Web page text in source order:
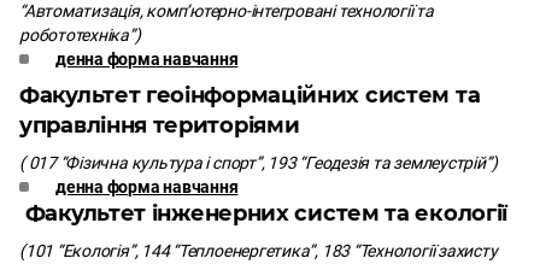
“Автоматизація, комп’ютерно-інтегровані технології та
робототехніка”)
денна форма навчання
Факультет геоінформаційних систем та
управління територіями
( 017 “Фізична культура і спорт”, 193 “Геодезія та землеустрій”)
денна форма навчання
Факультет інженерних систем та екології
(101 “Екологія”, 144 “Теплоенергетика”, 183 “Технології захисту